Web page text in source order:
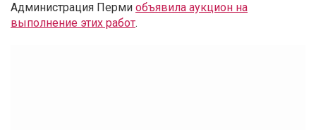
Администрация Перми объявила аукцион на
выполнение этих работ.